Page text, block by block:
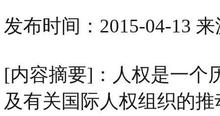
发布时间： 2015-04-13 来
[内容摘要]：人权是一个
及有关国际人权组织的